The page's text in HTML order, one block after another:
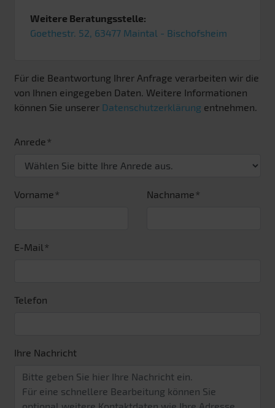
Weitere Beratungsstelle:
Goethestr. 52, 63477 Maintal - Bischofsheim
Für die Beantwortung Ihrer Anfrage verarbeiten wir die
von Ihnen eingegeben Daten. Weitere Informationen
können Sie unserer Datenschutzerklärung entnehmen.
Anrede
Vorname Nachname
E-Mail
Telefon
Ihre Nachricht